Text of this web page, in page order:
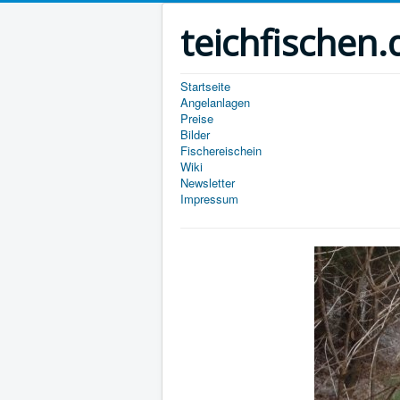
Startseite
Angelanlagen
Preise
Bilder
Fischereischein
Wiki
Newsletter
Impressum